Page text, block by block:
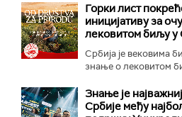
Горки лист
иницијативу за
лековитом биљу у
Србија је вековима
знање о лековитом
Знање је
Србије међу